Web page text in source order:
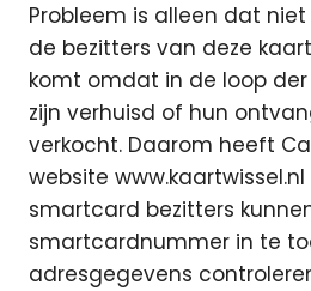
Probleem is alleen dat
de bezitters van deze
komt omdat in de loop
zijn verhuisd of hun
verkocht. Daarom heeft
website
smartcard bezitters
smartcardnummer in te
adresgegevens